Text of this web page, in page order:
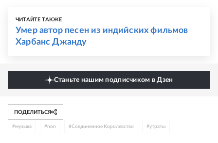
ЧИТАЙТЕ ТАКЖЕ
Умер автор песен из индийских фильмов
Харбанс Джанду
Станьте нашим подписчиком в Дзен
ПОДЕЛИТЬСЯ
#музыка #поп #Соединенное Королевство #утраты